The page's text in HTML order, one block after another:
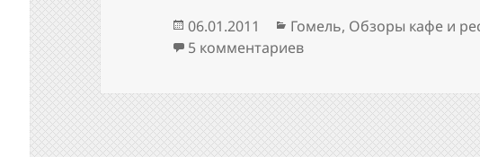
Опубликовано
06.01.2011 Рубрики
Гомель, Обзоры кафе и
5 комментариевк записи Bon Appetit: